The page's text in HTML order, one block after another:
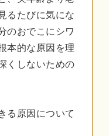
るたびに気にな
のおでこにシワ
本的な原因を理
くしないための
る原因について